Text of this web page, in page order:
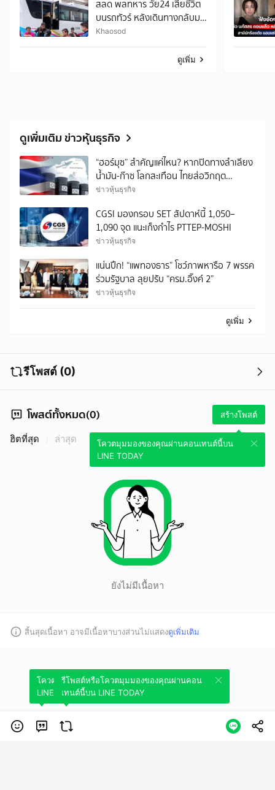
สลด พลทหาร วัย24 เสียชีวิต
บนรถทัวร์ หลังเดินทางกลับมา
เยี่ยมบ้าน
Khaosod
ดูเพิ่ม
ดูเพิ่มเติม ข่าวหุ้นธุรกิจ
“ฮอร์มุซ” สำคัญแค่ไหน? หากปิดทางลำเลียง
น้ำมัน-ก๊าซ โลกสะเทือน ไทยส่อวิกฤต
พลังงาน
ข่าวหุ้นธุรกิจ
CGSI มองกรอบ SET สัปดาห์นี้ 1,050–
1,090 จุด แนะเก็งกำไร PTTEP-MOSHI
ข่าวหุ้นธุรกิจ
แน่นปึก! “แพทองธาร” โชว์ภาพหารือ 7 พรรค
ร่วมรัฐบาล ลุยปรับ “ครม.อิ๊งค์ 2”
ข่าวหุ้นธุรกิจ
ดูเพิ่ม
รีโพสต์ (0)
โพสต์ทั้งหมด(0) สร้างโพสต์
โควตมุมมองของคุณผ่านคอนเทนต์นี้บน
LINE TODAY
ฮิตที่สุด ล่าสุด
ยังไม่มีเนื้อหา
สิ้นสุดเนื้อหา อาจมีเนื้อหาบางส่วนไม่แสดงดูเพิ่มเติม
โควตมุมมองของคุณผ่านคอนเทนต์นี้บน
LINE TODAY
รีโพสต์หรือโควตมุมมองของคุณผ่านคอน
เทนต์นี้บน LINE TODAY